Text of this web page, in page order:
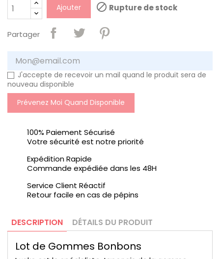
Ajouter  Rupture de stock
Partager
J'accepte de recevoir un mail quand le produit sera de
nouveau disponible
Prévenez Moi Quand Disponible
100% Paiement Sécurisé
Votre sécurité est notre priorité
Expédition Rapide
Commande expédiée dans les 48H
Service Client Réactif
Retour facile en cas de pépins
DESCRIPTION DÉTAILS DU PRODUIT
Lot de Gommes Bonbons